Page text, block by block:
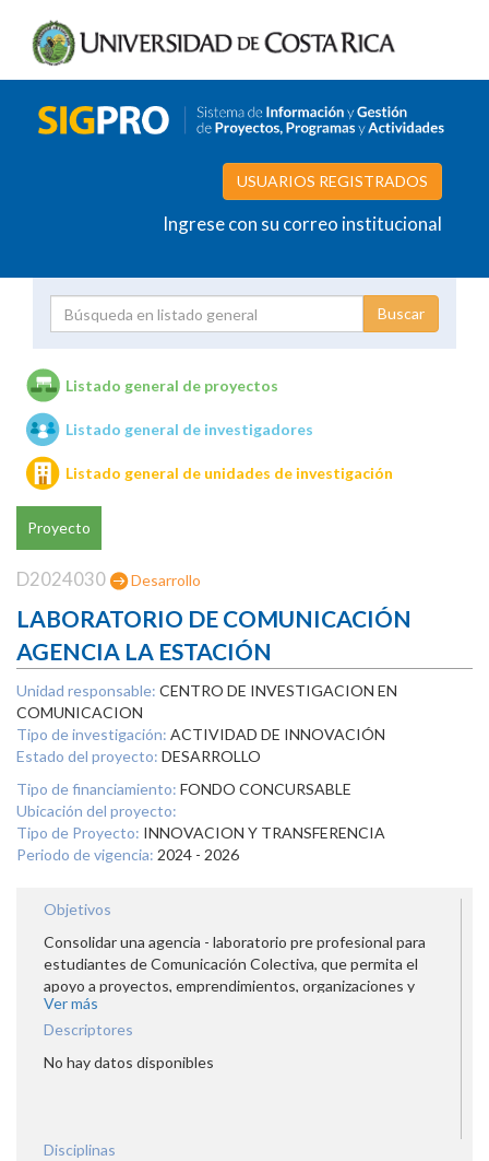
USUARIOS REGISTRADOS
Ingrese con su correo institucional
Unidades de investigación
Listado general de proyectos
Listado general de investigadores
Listado general de unidades de investigación
Proyecto
D2024030 Desarrollo
LABORATORIO DE COMUNICACIÓN
AGENCIA LA ESTACIÓN
Unidad responsable: CENTRO DE INVESTIGACION EN
COMUNICACION
Tipo de investigación: ACTIVIDAD DE INNOVACIÓN
Estado del proyecto: DESARROLLO
Tipo de financiamiento: FONDO CONCURSABLE
Ubicación del proyecto:
Tipo de Proyecto: INNOVACION Y TRANSFERENCIA
Periodo de vigencia: 2024 - 2026
Objetivos
Consolidar una agencia - laboratorio pre profesional para
estudiantes de Comunicación Colectiva, que permita el
apoyo a proyectos, emprendimientos, organizaciones y
empresas, a través de la oferta de servicios de
comunicación, desde una perspectiva innovadora y
Ver más
Descriptores
No hay datos disponibles
Disciplinas